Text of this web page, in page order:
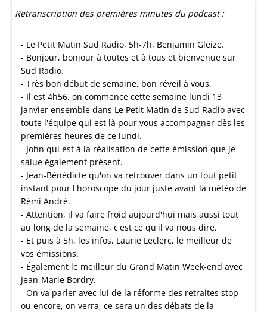
Retranscription des premières minutes du podcast :
- Le Petit Matin Sud Radio, 5h-7h, Benjamin Gleize.
- Bonjour, bonjour à toutes et à tous et bienvenue sur
Sud Radio.
- Très bon début de semaine, bon réveil à vous.
- Il est 4h56, on commence cette semaine lundi 13
janvier ensemble dans Le Petit Matin de Sud Radio avec
toute l'équipe qui est là pour vous accompagner dès les
premières heures de ce lundi.
- John qui est à la réalisation de cette émission que je
salue également présent.
- Jean-Bénédicte qu'on va retrouver dans un tout petit
instant pour l'horoscope du jour juste avant la météo de
Rémi André.
- Attention, il va faire froid aujourd'hui mais aussi tout
au long de la semaine, c'est ce qu'il va nous dire.
- Et puis à 5h, les infos, Laurie Leclerc, le meilleur de
vos émissions.
- Également le meilleur du Grand Matin Week-end avec
Jean-Marie Bordry.
- On va parler avec lui de la réforme des retraites stop
ou encore, on verra, ce sera un des débats de la